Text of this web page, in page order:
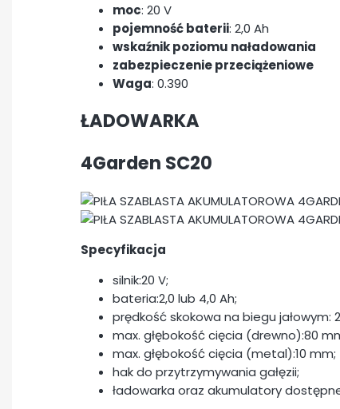
moc: 20 V
pojemność baterii: 2,0 Ah
wskaźnik poziomu naładowania
zabezpieczenie przeciążeniowe
Waga: 0.390
ŁADOWARKA
4Garden SC20
Specyfikacja
silnik:20 V;
bateria:2,0 lub 4,0 Ah;
prędkość skokowa na biegu jałowym:
max. głębokość cięcia (drewno):80
max. głębokość cięcia (metal):10 mm;
hak do przytrzymywania gałęzii;
ładowarka oraz akumulatory